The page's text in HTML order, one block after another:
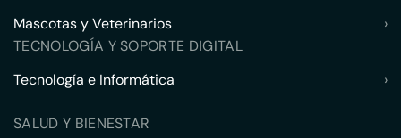
Mascotas y Veterinarios
›
TECNOLOGÍA Y SOPORTE DIGITAL
Tecnología e Informática
›
SALUD Y BIENESTAR